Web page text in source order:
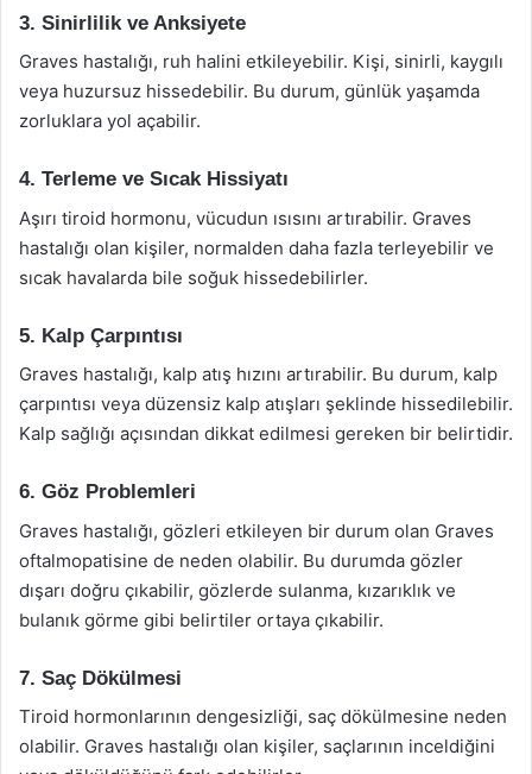
3. Sinirlilik ve Anksiyete
Graves hastalığı, ruh halini etkileyebilir. Kişi, sinirli, kaygılı
veya huzursuz hissedebilir. Bu durum, günlük yaşamda
zorluklara yol açabilir.
4. Terleme ve Sıcak Hissiyatı
Aşırı tiroid hormonu, vücudun ısısını artırabilir. Graves
hastalığı olan kişiler, normalden daha fazla terleyebilir ve
sıcak havalarda bile soğuk hissedebilirler.
5. Kalp Çarpıntısı
Graves hastalığı, kalp atış hızını artırabilir. Bu durum, kalp
çarpıntısı veya düzensiz kalp atışları şeklinde hissedilebilir.
Kalp sağlığı açısından dikkat edilmesi gereken bir belirtidir.
6. Göz Problemleri
Graves hastalığı, gözleri etkileyen bir durum olan Graves
oftalmopatisine de neden olabilir. Bu durumda gözler
dışarı doğru çıkabilir, gözlerde sulanma, kızarıklık ve
bulanık görme gibi belirtiler ortaya çıkabilir.
7. Saç Dökülmesi
Tiroid hormonlarının dengesizliği, saç dökülmesine neden
olabilir. Graves hastalığı olan kişiler, saçlarının inceldiğini